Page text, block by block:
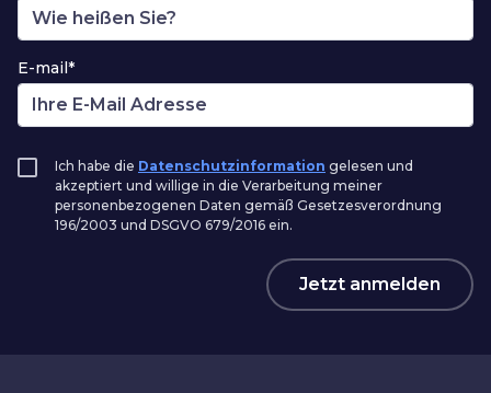
E-mail*
Ich habe die Datenschutzinformation gelesen und
akzeptiert und willige in die Verarbeitung meiner
personenbezogenen Daten gemäß Gesetzesverordnung
196/2003 und DSGVO 679/2016 ein.
Jetzt anmelden